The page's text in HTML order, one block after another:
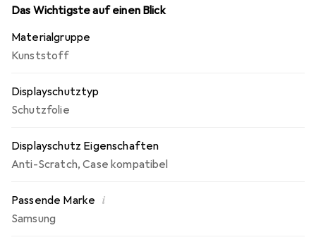
Auftragen der Folie wird die Luft verdrängt und schmiegt
rückstandsfrei entfernbar! Made in Germany -
Konstruktion, Zuschnitt und Konfektionierung zu fairen
Das Wichtigste auf einen Blick
Materialgruppe
Kunststoff
Displayschutztyp
Schutzfolie
Displayschutz Eigenschaften
Anti-Scratch,Case kompatibel
Passende Marke i
Samsung